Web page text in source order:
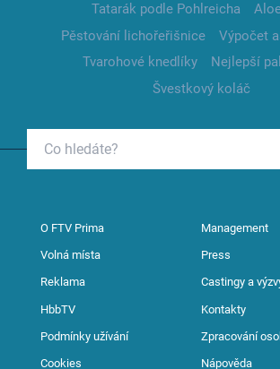
Tatarák podle Pohlreicha
Pěstování lichořeřišnice
Výpočet
Tvarohové knedlíky
Nejlepší
Švestkový koláč
O FTV Prima Management
Volná místa Press
Reklama Castingy a
HbbTV Kontakty
Podmínky užívání Zpracování
Cookies Nápověda